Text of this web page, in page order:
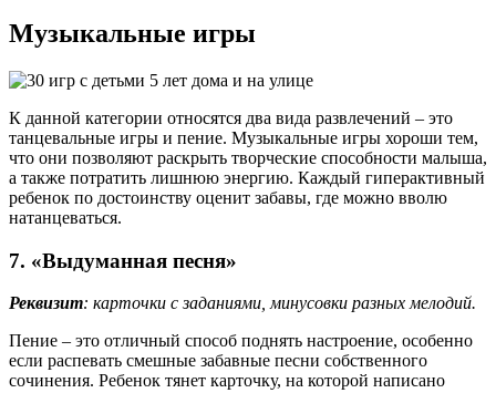
Музыкальные игры
К данной категории относятся два вида развлечений – это
танцевальные игры и пение. Музыкальные игры хороши тем,
что они позволяют раскрыть творческие способности малыша,
а также потратить лишнюю энергию. Каждый гиперактивный
ребенок по достоинству оценит забавы, где можно вволю
натанцеваться.
7. «Выдуманная песня»
Реквизит: карточки с заданиями, минусовки разных мелодий.
Пение – это отличный способ поднять настроение, особенно
если распевать смешные забавные песни собственного
сочинения. Ребенок тянет карточку, на которой написано